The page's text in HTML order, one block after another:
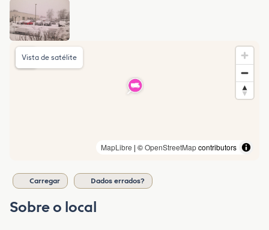
MapLibre | ©OpenStreetMapcontributors
Vista de satélite
Carregar Dados errados?
Sobre o local